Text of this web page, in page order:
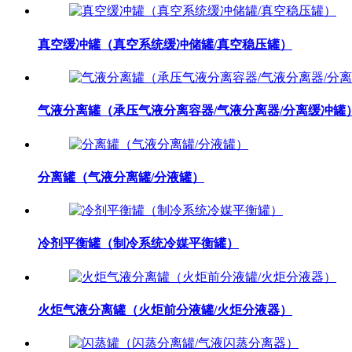
真空缓冲罐（真空系统缓冲储罐/真空稳压罐）
气液分离罐（承压气液分离容器/气液分离器/分离缓冲罐
分离罐（气液分离罐/分液罐）
冷剂平衡罐（制冷系统冷媒平衡罐）
火炬气液分离罐（火炬前分液罐/火炬分液器）